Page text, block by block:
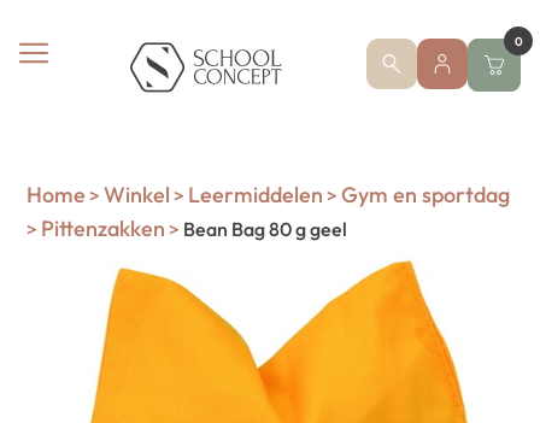
0
Home > Winkel > Leermiddelen > Gym en sportdag
> Pittenzakken > Bean Bag 80 g geel